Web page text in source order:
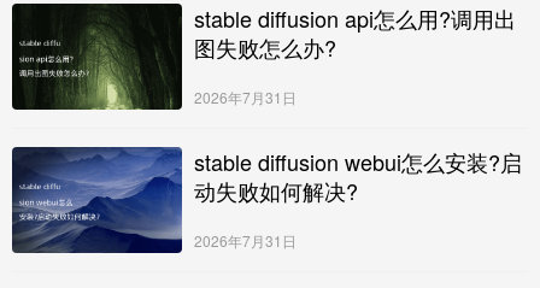
stable diffusion api怎么用?调用出
图失败怎么办?
2026年7月31日
stable diffusion webui怎么安装?启
动失败如何解决?
2026年7月31日